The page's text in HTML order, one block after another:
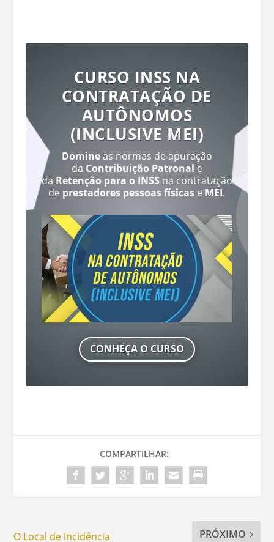
CURSO INSS NA
CONTRATAÇÃO DE
AUTÔNOMOS
(INCLUSIVE MEI)
Domineas normas de apuração
da Contribuição Patronal e
da Retenção para o INSS na contratação
de prestadores pessoas físicas e MEI.
CONHEÇA O CURSO
COMPARTILHAR:
O Local de Incidência PRÓXIMO